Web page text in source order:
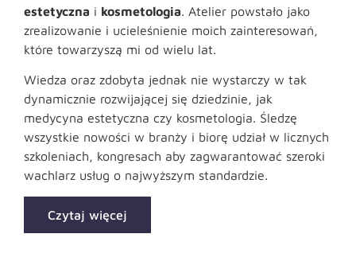
estetyczna i kosmetologia. Atelier powstało jako
zrealizowanie i ucieleśnienie moich zainteresowań,
które towarzyszą mi od wielu lat.
Wiedza oraz zdobyta jednak nie wystarczy w tak
dynamicznie rozwijającej się dziedzinie, jak
medycyna estetyczna czy kosmetologia. Śledzę
wszystkie nowości w branży i biorę udział w licznych
szkoleniach, kongresach aby zagwarantować szeroki
wachlarz usług o najwyższym standardzie.
Czytaj więcej